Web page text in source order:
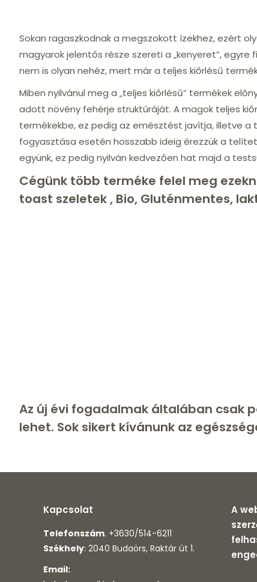
Sokan ragaszkodnak a megszokott ízekhez, ezért
magyarok jelentős része szereti a „kenyeret”,
nem is olyan nehéz, mert már a teljes kiőrlésű
Miben nyilvánul meg a „teljes kiőrlésű” termékek
adott növény fehérje struktúráját. A magok teljes
termékekbe, ez pedig az emésztést javítja, illetve a
fogyasztása esetén hosszabb ideig érezzük a
együnk, ez pedig nyilván kedvezően hat majd a
Cégünk több terméke felel meg
toast szeletek , Bio, Gluténmentes,
Az új évi fogadalmak általában csak
lehet. Sok sikert kívánunk az
Kapcsolat
Telefonszám. +3630/514-6211
Székhely: 2040 Budaörs, Raktár út 1.
Email:
A